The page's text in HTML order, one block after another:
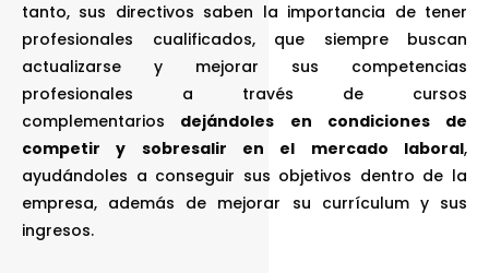
tanto, sus directivos saben la importancia de tener
profesionales cualificados, que siempre buscan
actualizarse y mejorar sus competencias
profesionales a través de cursos
complementarios dejándoles en condiciones de
competir y sobresalir en el mercado laboral,
ayudándoles a conseguir sus objetivos dentro de la
empresa, además de mejorar su currículum y sus
ingresos.